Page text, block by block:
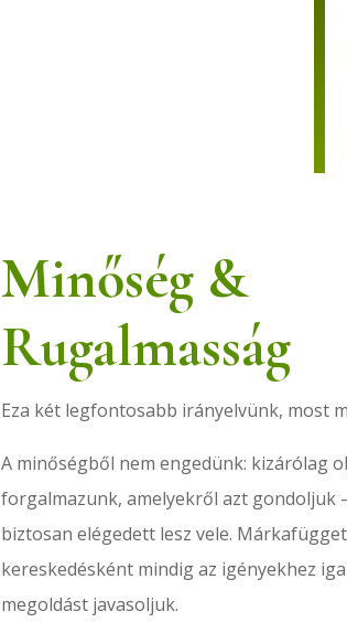
Minőség &
Rugalmasság
Eza két legfontosabb irányelvünk, most
A minőségből nem engedünk: kizárólag
forgalmazunk, amelyekről azt gondoljuk
biztosan elégedett lesz vele.
kereskedésként mindig az igényekhez
megoldást javasoljuk.